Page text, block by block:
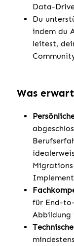
Data-
Du
indem du
leitest,
Was
für End-
Abbildung